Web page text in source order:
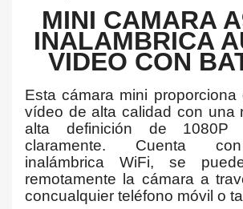
MINI CAMARA
INALAMBRICA
VIDEO CON
Esta cámara mini proporciona
vídeo de alta calidad con una
alta definición de 1080P
claramente. Cuenta
inalámbrica WiFi, se
remotamente la cámara a
concualquier teléfono móvil o